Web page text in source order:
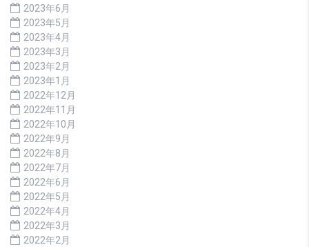
2023年6月
2023年5月
2023年4月
2023年3月
2023年2月
2023年1月
2022年12月
2022年11月
2022年10月
2022年9月
2022年8月
2022年7月
2022年6月
2022年5月
2022年4月
2022年3月
2022年2月